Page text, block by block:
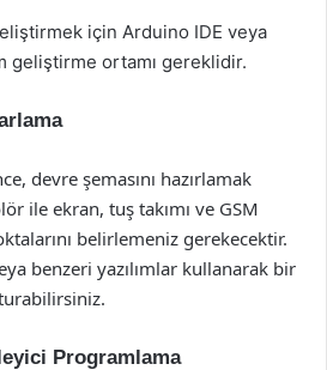
için Arduino IDE veya
geliştirme ortamı gereklidir.
devre şemasını hazırlamak
ile ekran, tuş takımı ve GSM
belirlemeniz gerekecektir.
benzeri yazılımlar kullanarak bir
Programlama